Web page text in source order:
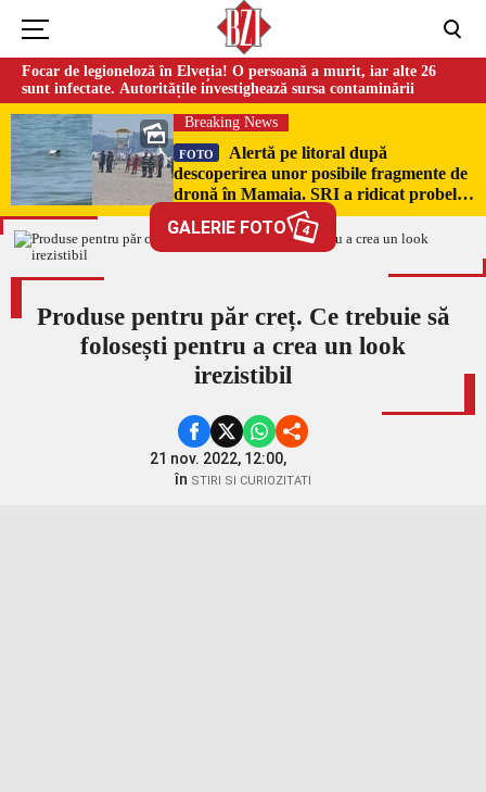
Focar de legioneloză în Elveția! O persoană a murit, iar alte 26
sunt infectate. Autoritățile investighează sursa contaminării
Breaking News
FOTO
Alertă pe litoral după
descoperirea unor posibile fragmente de
dronă în Mamaia. SRI a ridicat probele
pentru expertiză
GALERIE FOTO 4
Produse pentru păr creț. Ce trebuie să
folosești pentru a crea un look
irezistibil
21 nov. 2022, 12:00,
în STIRI SI CURIOZITATI